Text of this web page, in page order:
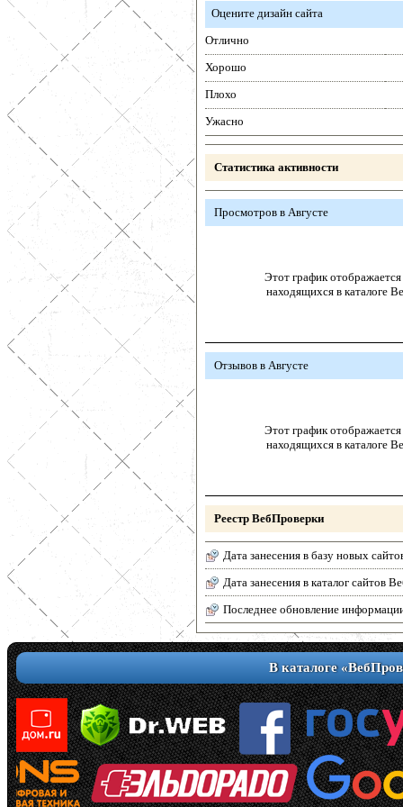
Оцените дизайн сайта
Отлично
Хорошо
Плохо
Ужасно
Статистика активности
Просмотров в Августе
Этот график отображается
находящихся в каталоге
Отзывов в Августе
Этот график отображается
находящихся в каталоге
Реестр ВебПроверки
Дата занесения в базу новых
Дата занесения в каталог сайтов
Последнее обновление
В каталоге